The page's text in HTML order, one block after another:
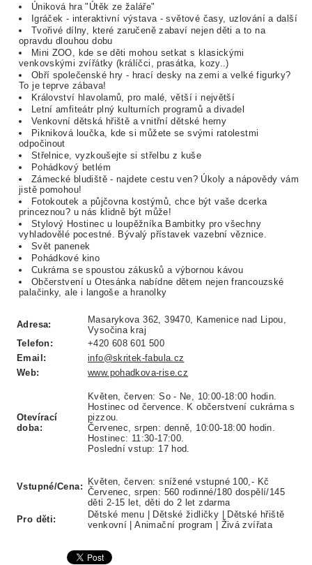
Úniková hra "Útěk ze žaláře"
Igráček - interaktivní výstava - světové časy, uzlování a další
Tvořivé dílny, které zaručeně zabaví nejen děti a to na
opravdu dlouhou dobu
Mini ZOO, kde se děti mohou setkat s klasickými
venkovskými zvířátky (králíčci, prasátka, kozy..)
Obří společenské hry - hrací desky na zemi a velké figurky?
To je teprve zábava!
Království hlavolamů, pro malé, větší i největší
Letní amfiteátr plný kulturních programů a divadel
Venkovní dětská hřiště a vnitřní dětské herny
Pikniková loučka, kde si můžete se svými ratolestmi
odpočinout
Střelnice, vyzkoušejte si střelbu z kuše
Pohádkový betlém
Zámecké bludiště - najdete cestu ven? Úkoly a nápovědy vám
jistě pomohou!
Fotokoutek a půjčovna kostýmů, chce být vaše dcerka
princeznou? u nás klidně být může!
Stylový Hostinec u loupěžníka Bambitky pro všechny
vyhladovělé pocestné. Bývalý přístavek vazební věznice.
Svět panenek
Pohádkové kino
Cukrárna se spoustou zákusků a výbornou kávou
Občerstvení u Otesánka nabídne dětem nejen francouzské
palačinky, ale i langoše a hranolky
Adresa:
Masarykova 362, 39470, Kamenice nad Lipou,
Vysočina kraj
Telefon:
+420 608 601 500
Email:
info@skritek-fabula.cz
Web:
www.pohadkova-rise.cz
Otevírací
doba:
Květen, červen: So - Ne, 10:00-18:00 hodin.
Hostinec od července. K občerstvení cukrárna s
pizzou.
Červenec, srpen: denně, 10:00-18:00 hodin.
Hostinec: 11:30-17:00.
Poslední vstup: 17 hod.
Vstupné/Cena:
Květen, červen: snížené vstupné 100,- Kč
Červenec, srpen: 560 rodinné/180 dospělí/145
děti 2-15 let, děti do 2 let zdarma
Pro děti:
Dětské menu | Dětské židličky | Dětské hřiště
venkovní | Animační program | Živá zvířata